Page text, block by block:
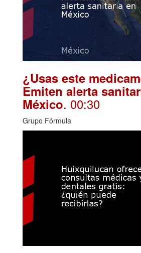
¿Usas este
Emiten alerta
México. 00:30
Grupo Fórmula